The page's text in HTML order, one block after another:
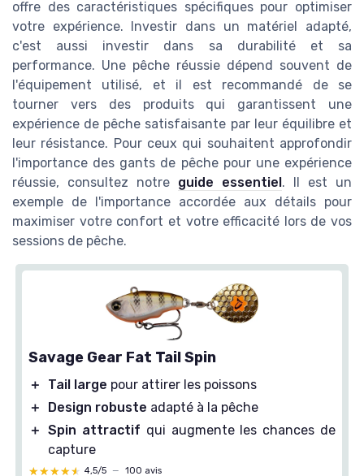
offre des caractéristiques spécifiques pour optimiser
votre expérience. Investir dans un matériel adapté,
c'est aussi investir dans sa durabilité et sa
performance. Une pêche réussie dépend souvent de
l'équipement utilisé, et il est recommandé de se
tourner vers des produits qui garantissent une
expérience de pêche satisfaisante par leur équilibre et
leur résistance. Pour ceux qui souhaitent approfondir
l'importance des gants de pêche pour une expérience
réussie, consultez notre guide essentiel . Il est un
exemple de l'importance accordée aux détails pour
maximiser votre confort et votre efficacité lors de vos
sessions de pêche.
Savage Gear Fat Tail Spin
＋ Tail large pour attirer les poissons
＋
Design robuste adapté à la pêche
＋ Spin attractif qui augmente les chances de
capture
★★★★★
★★★★★ 4,5/5 — 100 avis